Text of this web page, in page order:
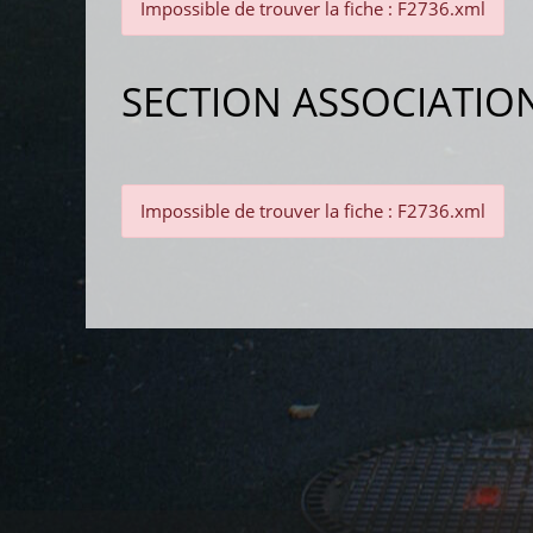
Impossible de trouver la fiche : F2736.xml
SECTION
Impossible de trouver la fiche : F2736.xml